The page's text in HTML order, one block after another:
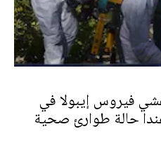
فيروس إيبولا في
حالة طوارئ صحية